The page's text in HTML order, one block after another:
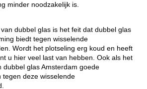
minder noodzakelijk is.
dubbel glas is het feit dat dubbel glas
biedt tegen wisselende
Wordt het plotseling erg koud en heeft
u hier veel last van hebben. Ook als het
dubbel glas Amsterdam goede
tegen deze wisselende